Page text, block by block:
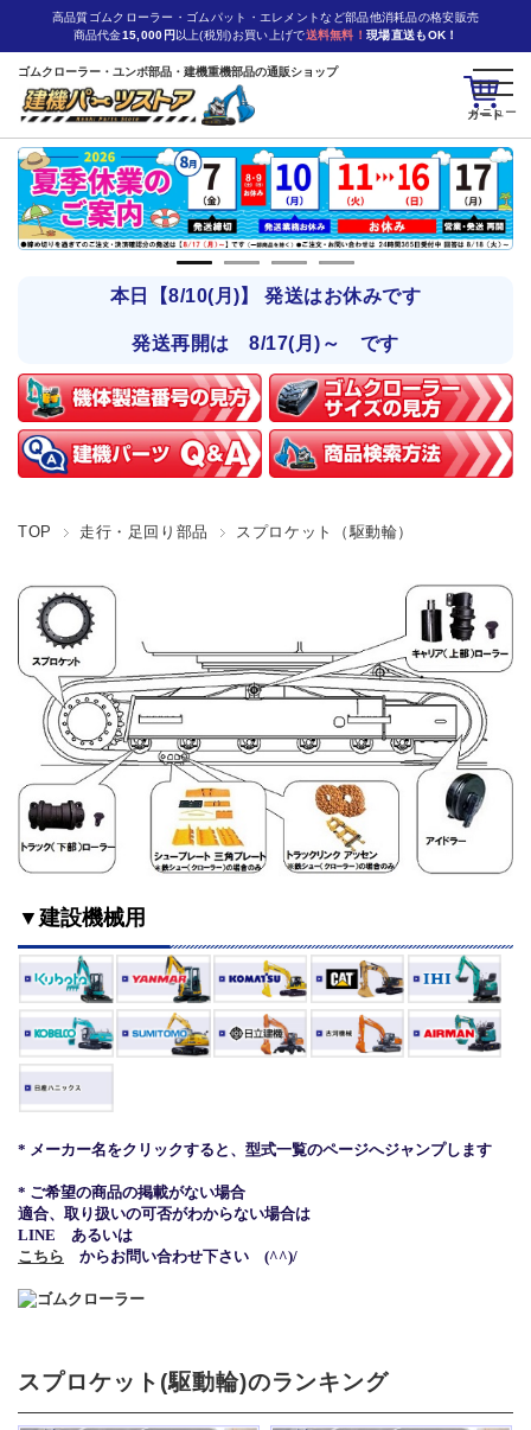
カート
高品質ゴムクローラー・ゴムパット・エレメントなど部品他消耗品の格安販売
商品代金15,000円 以上(税別)お買い上げで送料無料！ 現場直送もOK！
ゴムクローラー・ユンボ部品・建機重機部品の通販ショップ
本日【8/10(月)】 発送はお休みです
発送再開は 8/17(月)～ です
TOP 走行・足回り部品 スプロケット（駆動輪）
▼建設機械用
* メーカー名をクリックすると、型式一覧のページへジャンプします
* ご希望の商品の掲載がない場合
適合、取り扱いの可否がわからない場合は
LINE あるいは
こちら からお問い合わせ下さい (^^)/
スプロケット(駆動輪)のランキング